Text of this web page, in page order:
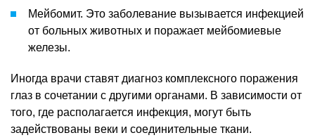
Мейбомит. Это заболевание вызывается инфекцией
от больных животных и поражает мейбомиевые
железы.
Иногда врачи ставят диагноз комплексного поражения
глаз в сочетании с другими органами. В зависимости от
того, где располагается инфекция, могут быть
задействованы веки и соединительные ткани.